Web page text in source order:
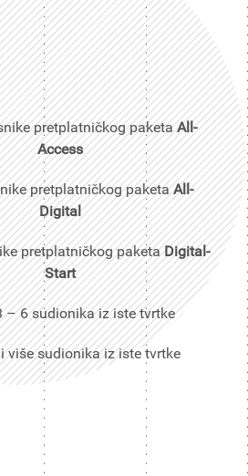
pretplatničkog paketaAll-
Access
pretplatničkog paketaAll-
Digital
pretplatničkog paketaDigital-
Start
– 6 sudionika iz iste tvrtke
više sudionika iz iste tvrtke